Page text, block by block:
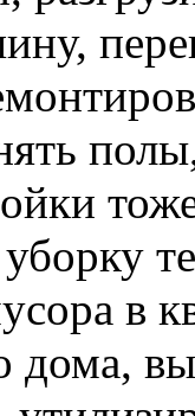
в
дома,